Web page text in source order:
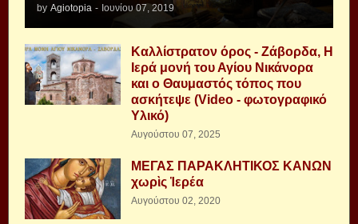
by Agiotopia - Ιουνίου 07, 2019
Καλλίστρατον όρος - Ζάβορδα, Η
Ιερά μονή του Αγίου Νικάνορα
και ο Θαυμαστός τόπος που
ασκήτεψε (Video - φωτογραφικό
Υλικό)
Αυγούστου 07, 2025
ΜΕΓΑΣ ΠΑΡΑΚΛΗΤΙΚΟΣ ΚΑΝΩΝ
χωρὶς Ἱερέα
Αυγούστου 02, 2020